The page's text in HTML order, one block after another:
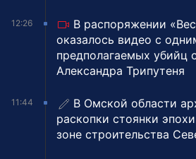
12:26
В распоряжении
оказалось видео с
предполагаемых убийц
Александра Трипутеня
11:44
В Омской области
раскопки стоянки
зоне строительства